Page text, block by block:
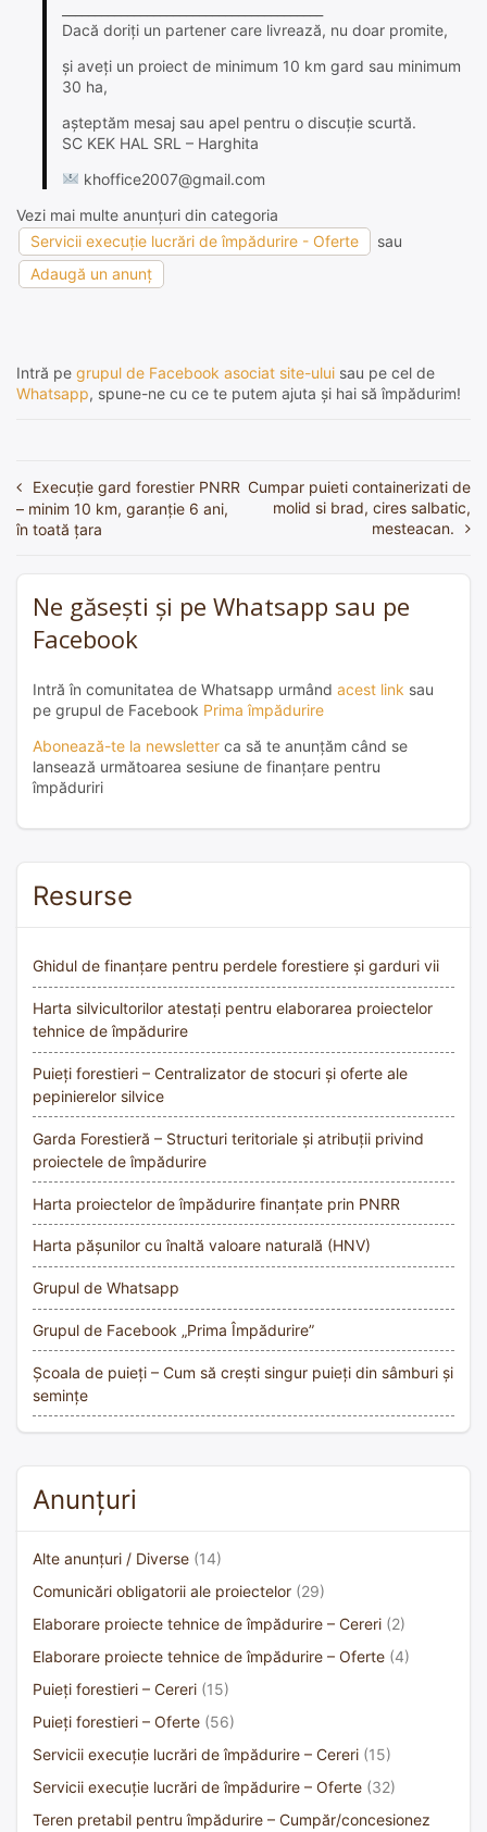
Dacă doriți un partener care livrează, nu doar promite,
și aveți un proiect de minimum 10 km gard sau minimum
30 ha,
așteptăm mesaj sau apel pentru o discuție scurtă.
SC KEK HAL SRL – Harghita
khoffice2007@gmail.com
Vezi mai multe anunțuri din categoria
Servicii execuție lucrări de împădurire - Oferte
sau
Adaugă un anunț
Intră pe grupul de Facebook asociat site-ului sau pe cel de
Whatsapp, spune-ne cu ce te putem ajuta și hai să împădurim!
Navigare
în
Execuție gard forestier PNRR
– minim 10 km, garanție 6 ani,
în toată țara
Cumpar puieti containerizati de
molid si brad, cires salbatic,
mesteacan.
Ne găsești și pe Whatsapp sau pe
Facebook
Intră în comunitatea de Whatsapp urmând acest link sau
pe grupul de Facebook Prima împădurire
Abonează-te la newsletter ca să te anunțăm când se
lansează următoarea sesiune de finanțare pentru
împăduriri
Resurse
Ghidul de finanțare pentru perdele forestiere și garduri vii
Harta silvicultorilor atestați pentru elaborarea proiectelor
tehnice de împădurire
Puieți forestieri – Centralizator de stocuri și oferte ale
pepinierelor silvice
Garda Forestieră – Structuri teritoriale și atribuții privind
proiectele de împădurire
Harta proiectelor de împădurire finanțate prin PNRR
Harta pășunilor cu înaltă valoare naturală (HNV)
Grupul de Whatsapp
Grupul de Facebook „Prima Împădurire”
Școala de puieți – Cum să crești singur puieți din sâmburi și
semințe
Anunțuri
Alte anunțuri / Diverse (14)
Comunicări obligatorii ale proiectelor (29)
Elaborare proiecte tehnice de împădurire – Cereri (2)
Elaborare proiecte tehnice de împădurire – Oferte (4)
Puieți forestieri – Cereri (15)
Puieți forestieri – Oferte (56)
Servicii execuție lucrări de împădurire – Cereri (15)
Servicii execuție lucrări de împădurire – Oferte (32)
Teren pretabil pentru împădurire – Cumpăr/concesionez